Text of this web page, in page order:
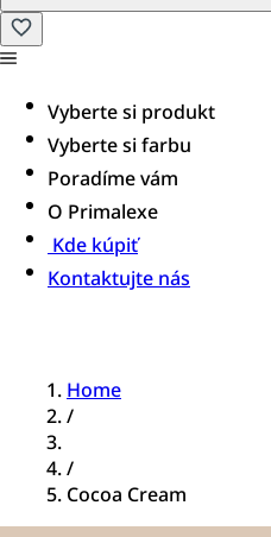
Vyberte si produkt
Vyberte si farbu
Poradíme vám
O Primalexe
Kde kúpiť
Kontaktujte nás
Home
/
/
Cocoa Cream